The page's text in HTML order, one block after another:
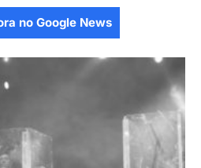
no Google News